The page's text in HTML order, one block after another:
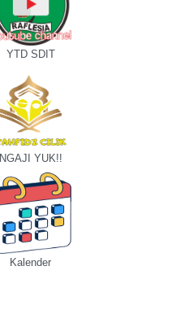
YTD SDIT
NGAJI YUK!!
Kalender